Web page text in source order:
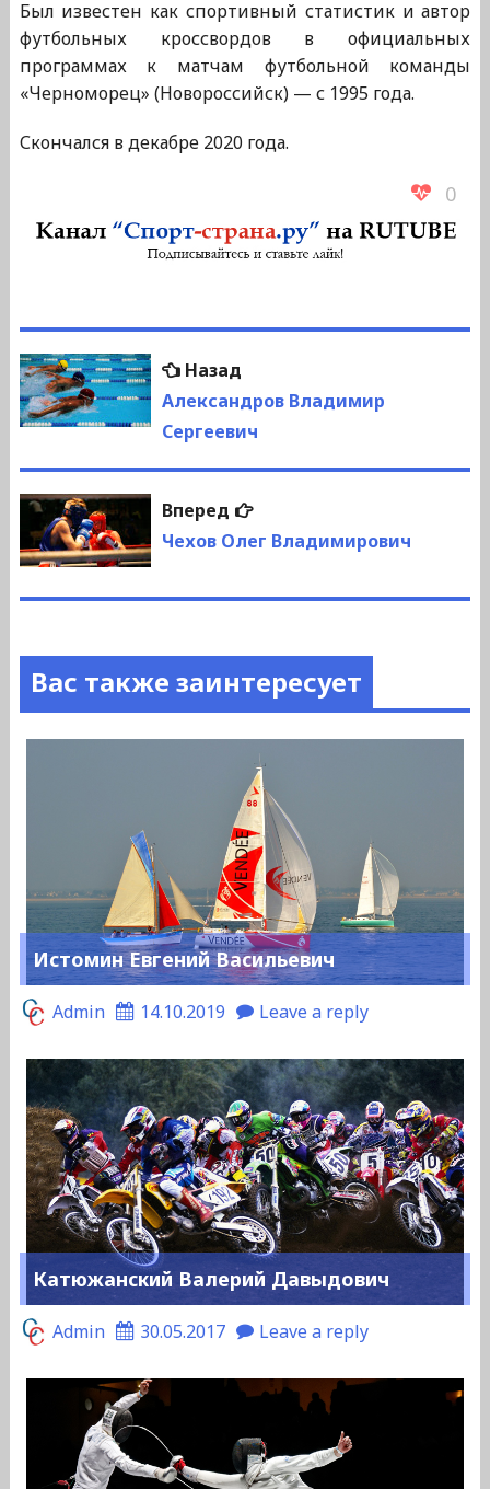
Был известен как спортивный статистик и автор
футбольных кроссвордов в официальных
программах к матчам футбольной команды
«Черноморец» (Новороссийск) — с 1995 года.
Скончался в декабре 2020 года.
0
Навигация
по
НазадПредыдущая
запись:
Александров Владимир
Сергеевич
Вперед
Следующая
запись:
Чехов Олег Владимирович
Вас также заинтересует
Истомин Евгений Васильевич
Admin 14.10.2019 Leave a reply
Катюжанский Валерий Давыдович
Admin 30.05.2017 Leave a reply